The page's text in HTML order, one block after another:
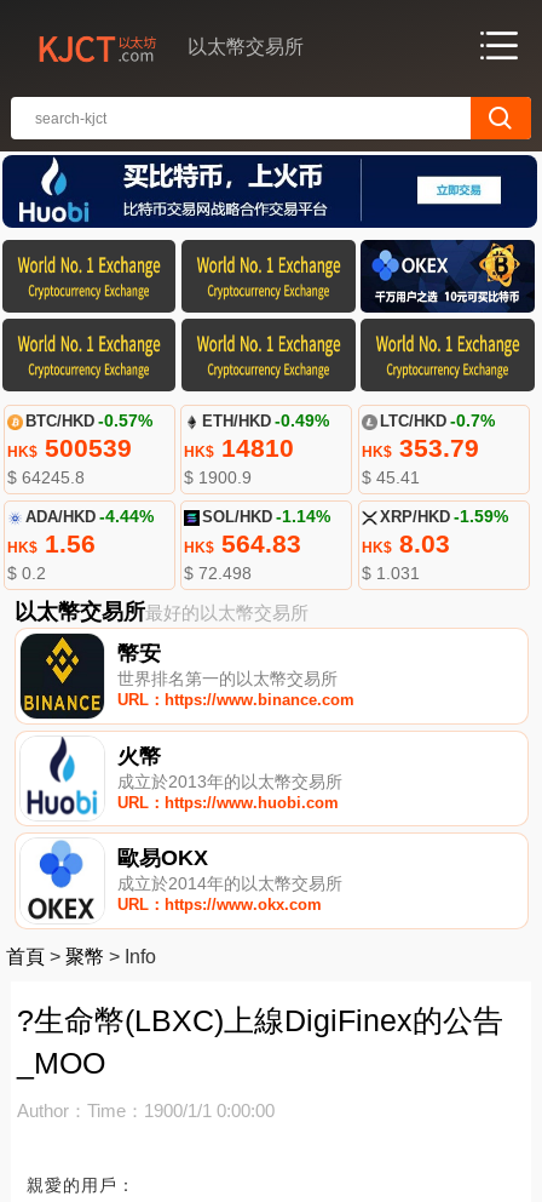
以太幣交易所
BTC/HKD -0.57%
HK$500539
$ 64245.8
ETH/HKD -0.49%
HK$ 14810
$ 1900.9
LTC/HKD -0.7%
HK$353.79
$ 45.41
ADA/HKD -4.44%
HK$1.56
$ 0.2
SOL/HKD -1.14%
HK$ 564.83
$ 72.498
XRP/HKD -1.59%
HK$8.03
$ 1.031
以太幣交易所最好的以太幣交易所
幣安
世界排名第一的以太幣交易所
URL：https://www.binance.com
火幣
成立於2013年的以太幣交易所
URL：https://www.huobi.com
歐易OKX
成立於2014年的以太幣交易所
URL：https://www.okx.com
首頁 > 聚幣 > Info
?生命幣(LBXC)上線DigiFinex的公告
_MOO
Author： Time：1900/1/1 0:00:00
親愛的用戶：